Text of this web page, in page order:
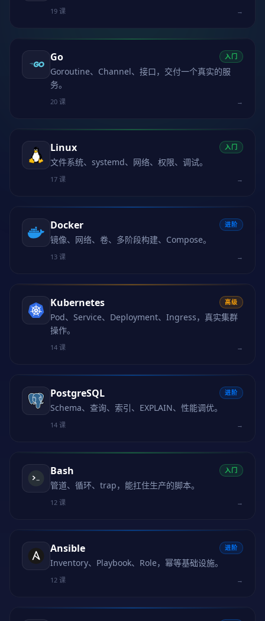
19 课 →
Go 入门
Goroutine、Channel、接口，交付一个真实的服
务。
20 课 →
Linux 入门
文件系统、systemd、网络、权限、调试。
17 课 →
Docker 进阶
镜像、网络、卷、多阶段构建、Compose。
13 课 →
Kubernetes 高级
Pod、Service、Deployment、Ingress，真实集群
操作。
14 课 →
PostgreSQL 进阶
Schema、查询、索引、EXPLAIN、性能调优。
14 课 →
Bash 入门
管道、循环、trap，能扛住生产的脚本。
12 课 →
Ansible 进阶
Inventory、Playbook、Role，幂等基础设施。
12 课 →